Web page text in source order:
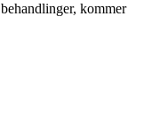
kommer